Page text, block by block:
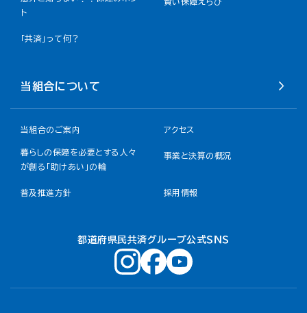
ト
「共済」って何？
当組合について
当組合のご案内 アクセス
暮らしの保障を必要とする人々
が創る「助けあい」の輪
事業と決算の概況
普及推進方針 採用情報
都道府県民共済グループ公式ＳＮＳ